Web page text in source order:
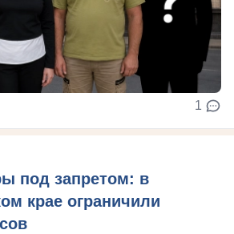
1
под запретом: в
крае ограничили